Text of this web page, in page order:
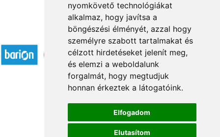
nyomkövető technológiákat
alkalmaz, hogy javítsa a
böngészési élményét, azzal hogy
személyre szabott tartalmakat és
célzott hirdetéseket jelenít meg,
és elemzi a weboldalunk
forgalmát, hogy megtudjuk
honnan érkeztek a látogatóink.
Elfogadom
Elutasítom
Elfogadott fizetési módok
Á.SZ.F.
Impresszum